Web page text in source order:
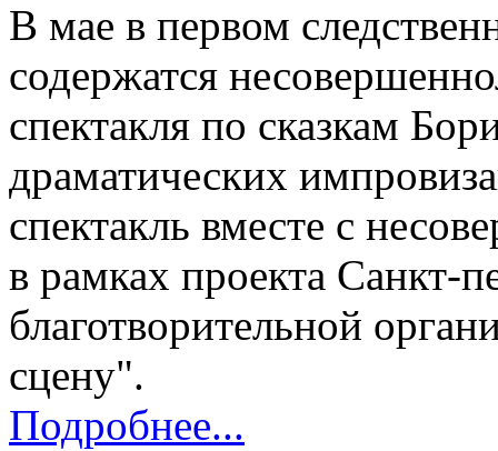
В мае в первом
содержатся
спектакля по сказкам
драматических
спектакль вместе с
в рамках проекта Санкт-
благотворительной
сцену".
Подробнее...